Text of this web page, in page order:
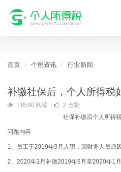
个人所得税网，最新个税资讯平台，您的个税
首页 个税资讯 行业新闻
补缴社保后，个人所得税
18590 阅读
2 点赞
社保补缴后个人所得
问题内容
1、员工于2019年9月入职，因财务人员原
2、2020年2月补缴2019年9月至2020年1月